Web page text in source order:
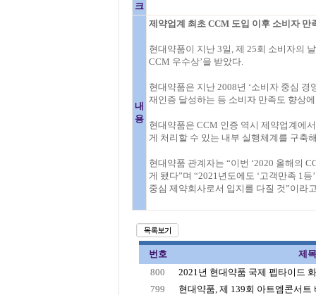
크
내
용
제약업계 최초 CCM 도입 이후 소비자 만
현대약품이 지난 3일, 제 25회 소비자의
CCM 우수상’을 받았다.
현대약품은 지난 2008년 ‘소비자 중심 경
재인증 달성하는 등 소비자 만족도 향상
현대약품은 CCM 인증 역시 제약업계에
게 처리할 수 있는 내부 실행체계를 구축
현대약품 관계자는 “이번 ‘2020 올해의
게 됐다”며 “2021년도에도 ‘고객만족 1
중심 제약회사로서 입지를 다질 것”이라
번호
제목
800
2021년 현대약품 국제 펩타이드
799
현대약품, 제 139회 아트엠콘서트